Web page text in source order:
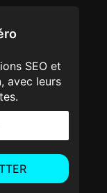
SEO et
avec leurs